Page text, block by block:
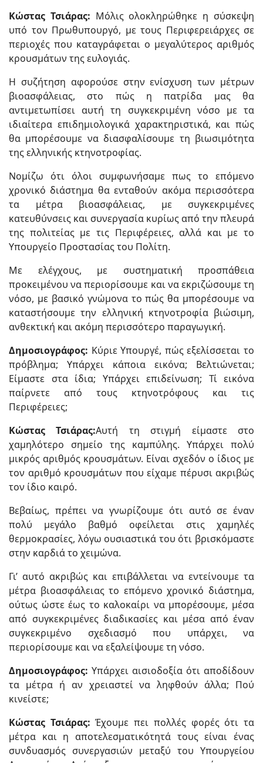
Κώστας Τσιάρας: Μόλις ολοκληρώθηκε η σύσκεψη
υπό τον Πρωθυπουργό, με τους Περιφερειάρχες σε
περιοχές που καταγράφεται ο μεγαλύτερος αριθμός
κρουσμάτων της ευλογιάς.
Η συζήτηση αφορούσε στην ενίσχυση των μέτρων
βιοασφάλειας, στο πώς η πατρίδα μας θα
αντιμετωπίσει αυτή τη συγκεκριμένη νόσο με τα
ιδιαίτερα επιδημιολογικά χαρακτηριστικά, και πώς
θα μπορέσουμε να διασφαλίσουμε τη βιωσιμότητα
της ελληνικής κτηνοτροφίας.
Νομίζω ότι όλοι συμφωνήσαμε πως το επόμενο
χρονικό διάστημα θα ενταθούν ακόμα περισσότερα
τα μέτρα βιοασφάλειας, με συγκεκριμένες
κατευθύνσεις και συνεργασία κυρίως από την πλευρά
της πολιτείας με τις Περιφέρειες, αλλά και με το
Υπουργείο Προστασίας του Πολίτη.
Με ελέγχους, με συστηματική προσπάθεια
προκειμένου να περιορίσουμε και να εκριζώσουμε τη
νόσο, με βασικό γνώμονα το πώς θα μπορέσουμε να
καταστήσουμε την ελληνική κτηνοτροφία βιώσιμη,
ανθεκτική και ακόμη περισσότερο παραγωγική.
Δημοσιογράφος: Κύριε Υπουργέ, πώς εξελίσσεται το
πρόβλημα; Υπάρχει κάποια εικόνα; Βελτιώνεται;
Είμαστε στα ίδια; Υπάρχει επιδείνωση; Τί εικόνα
παίρνετε από τους κτηνοτρόφους και τις
Περιφέρειες;
Κώστας Τσιάρας:Αυτή τη στιγμή είμαστε στο
χαμηλότερο σημείο της καμπύλης. Υπάρχει πολύ
μικρός αριθμός κρουσμάτων. Είναι σχεδόν ο ίδιος με
τον αριθμό κρουσμάτων που είχαμε πέρυσι ακριβώς
τον ίδιο καιρό.
Βεβαίως, πρέπει να γνωρίζουμε ότι αυτό σε έναν
πολύ μεγάλο βαθμό οφείλεται στις χαμηλές
θερμοκρασίες, λόγω ουσιαστικά του ότι βρισκόμαστε
στην καρδιά το χειμώνα.
Γι’ αυτό ακριβώς και επιβάλλεται να εντείνουμε τα
μέτρα βιοασφάλειας το επόμενο χρονικό διάστημα,
ούτως ώστε έως το καλοκαίρι να μπορέσουμε, μέσα
από συγκεκριμένες διαδικασίες και μέσα από έναν
συγκεκριμένο σχεδιασμό που υπάρχει, να
περιορίσουμε και να εξαλείψουμε τη νόσο.
Δημοσιογράφος: Υπάρχει αισιοδοξία ότι αποδίδουν
τα μέτρα ή αν χρειαστεί να ληφθούν άλλα; Πού
κινείστε;
Κώστας Τσιάρας: Έχουμε πει πολλές φορές ότι τα
μέτρα και η αποτελεσματικότητά τους είναι ένας
συνδυασμός συνεργασιών μεταξύ του Υπουργείου